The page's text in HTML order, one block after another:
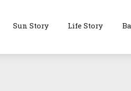
Sun Story Life Story